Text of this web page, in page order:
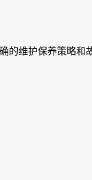
的维护保养策略和